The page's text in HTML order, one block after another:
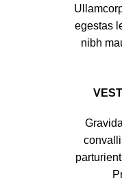
egestas
nibh